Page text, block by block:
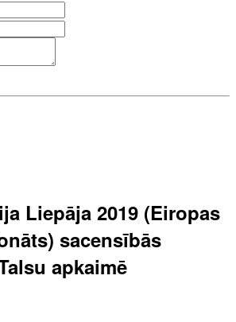
Liepāja 2019 (Eiropas
sacensībās
apkaimē